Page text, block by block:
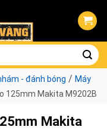
- đánh bóng / Máy
125mm Makita M9202B
Makita